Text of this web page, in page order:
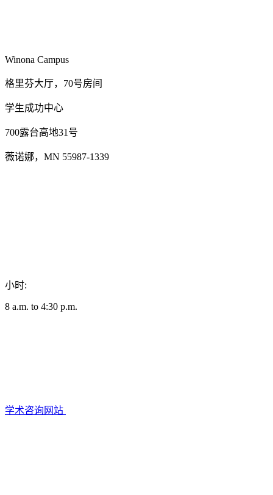
Winona Campus
格里芬大厅，70号房间
学生成功中心
700露台高地31号
薇诺娜，MN 55987-1339
小时:
8 a.m. to 4:30 p.m.
学术咨询网站